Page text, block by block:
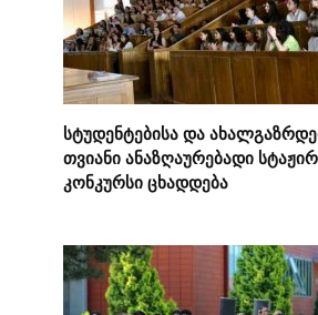
სტუდენტებისა და
თვიანი ანაზღაურებადი
კონკურსი ცხადდება